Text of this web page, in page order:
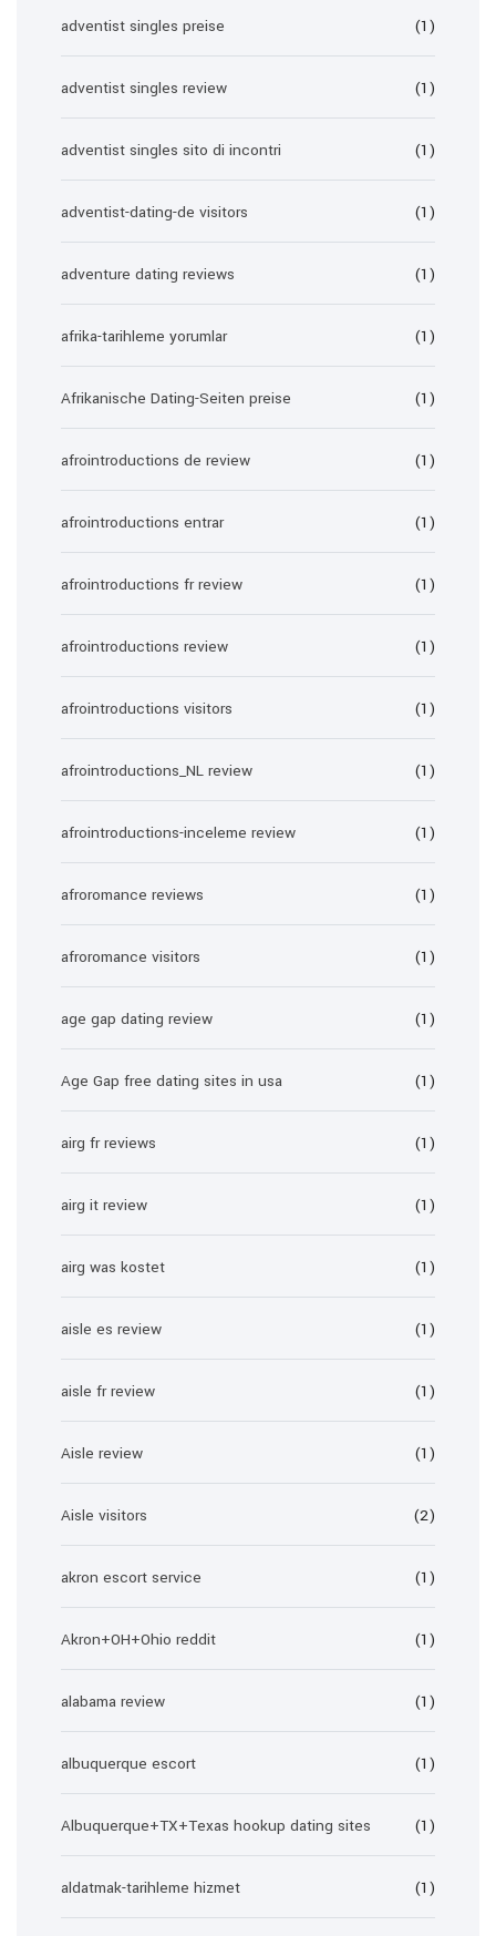
adventist singles preise (1)
adventist singles review (1)
adventist singles sito di incontri (1)
adventist-dating-de visitors (1)
adventure dating reviews (1)
afrika-tarihleme yorumlar (1)
Afrikanische Dating-Seiten preise (1)
afrointroductions de review (1)
afrointroductions entrar (1)
afrointroductions fr review (1)
afrointroductions review (1)
afrointroductions visitors (1)
afrointroductions_NL review (1)
afrointroductions-inceleme review (1)
afroromance reviews (1)
afroromance visitors (1)
age gap dating review (1)
Age Gap free dating sites in usa (1)
airg fr reviews (1)
airg it review (1)
airg was kostet (1)
aisle es review (1)
aisle fr review (1)
Aisle review (1)
Aisle visitors (2)
akron escort service (1)
Akron+OH+Ohio reddit (1)
alabama review (1)
albuquerque escort (1)
Albuquerque+TX+Texas hookup dating sites (1)
aldatmak-tarihleme hizmet (1)